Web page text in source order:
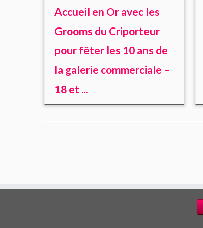
Accueil en Or avec les
Grooms du Criporteur
pour fêter les 10 ans de
la galerie commerciale –
18 et ...